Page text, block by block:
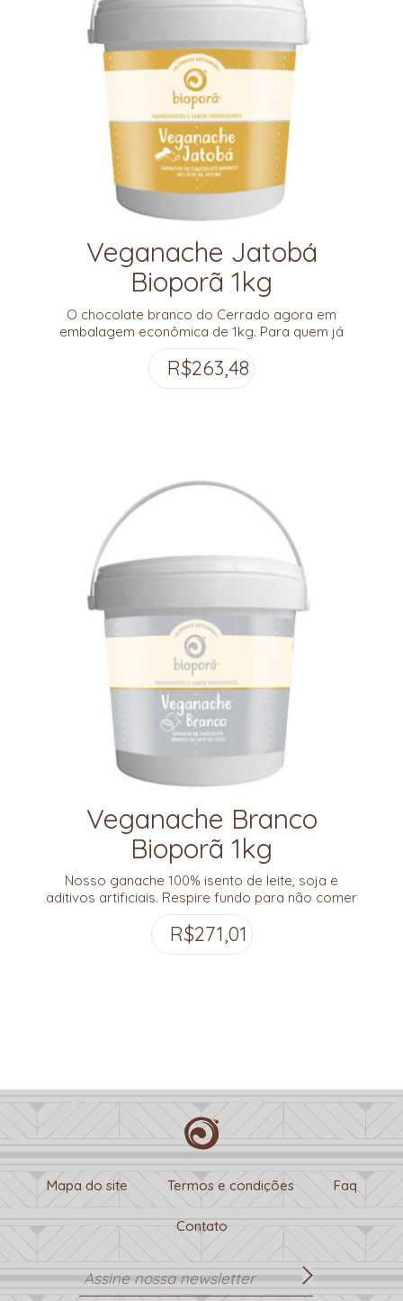
Veganache Jatobá
Bioporã 1kg
O chocolate branco do Cerrado agora em
embalagem econômica de 1kg. Para quem já
conhece este incrível sabor e quer se divertir
ainda mais!
R$263,48
Veganache Branco
Bioporã 1kg
Nosso ganache 100% isento de leite, soja e
aditivos artificiais. Respire fundo para não comer
tudo de uma vez!
R$271,01
Mapa do site Termos e condições Faq
Contato